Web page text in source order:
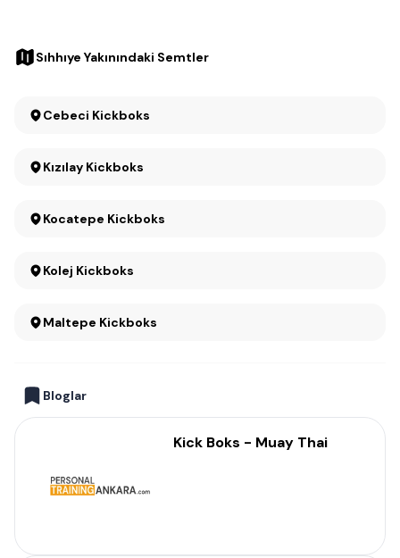
Sıhhıye Yakınındaki Semtler
Cebeci Kickboks
Kızılay Kickboks
Kocatepe Kickboks
Kolej Kickboks
Maltepe Kickboks
Bloglar
Kick Boks - Muay Thai